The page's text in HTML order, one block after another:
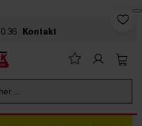
36 Kontakt
...